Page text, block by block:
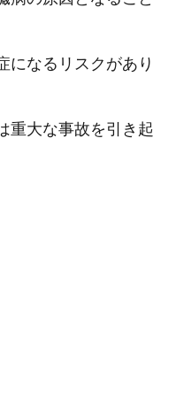
になるリスクがあり
重大な事故を引き起